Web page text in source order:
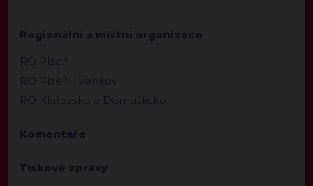
Regionální a místní organizace
RO Plzeň
RO Plzeň - venkov
RO Klatovsko a Domažlicko
Komentáře
Tiskové zprávy